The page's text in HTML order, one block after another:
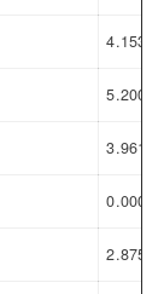
4.153%
5.200%
3.961%
0.000%
2.875%